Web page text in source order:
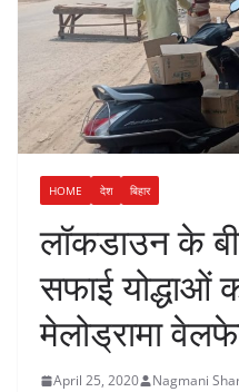
HOME देश बिहार
लॉकडाउन के
सफाई योद्धाओं
मेलोड्रामा
April 25, 2020 Nagmani